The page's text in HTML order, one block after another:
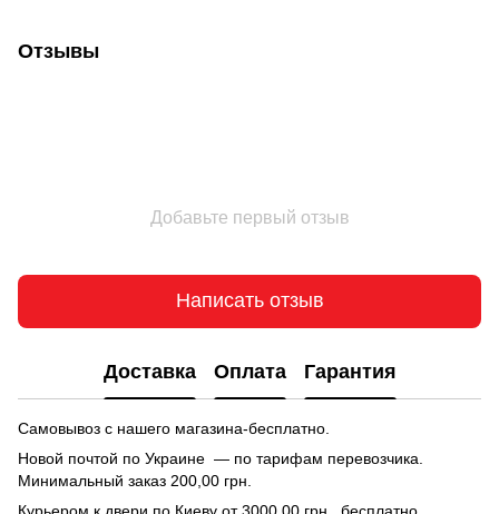
Отзывы
Добавьте первый отзыв
Написать отзыв
Доставка Оплата Гарантия
Самовывоз с нашего магазина-бесплатно.
Новой почтой по Украине — по тарифам перевозчика.
Минимальный заказ 200,00 грн.
Курьером к двери по Киеву от 3000,00 грн. бесплатно